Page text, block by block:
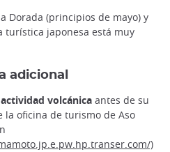
Dorada (principios de mayo) y
turística japonesa está muy
adicional
actividad volcánica antes de su
la oficina de turismo de Aso
)